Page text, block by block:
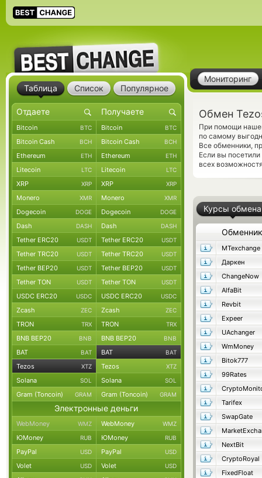
Мониторинг
Обмен
При помощи
по самому
Все обменники,
Если вы
всех
Курсы обмена
Обменник
MTexchange
Даркен
ChangeNow
AlfaBit
Revbit
Expeer
UAchanger
WmMoney
Bitok777
99Rates
Tarifex
SwapGate
NextBit
CryptoRoyal
FixedFloat
Таблица Список Популярное
Bitcoin BTC Bitcoin BTC
Bitcoin Cash BCH Bitcoin Cash BCH
Ethereum ETH Ethereum ETH
Litecoin LTC Litecoin LTC
XRP XRP XRP XRP
Monero XMR Monero XMR
Dogecoin DOGE Dogecoin DOGE
Dash DASH Dash DASH
Tether ERC20 USDT Tether ERC20 USDT
Tether TRC20 USDT Tether TRC20 USDT
Tether BEP20 USDT Tether BEP20 USDT
Tether TON USDT Tether TON USDT
USDC ERC20 USDC USDC ERC20 USDC
Zcash ZEC Zcash ZEC
TRON TRX TRON TRX
BNB BEP20 BNB BNB BEP20 BNB
BAT BAT BAT BAT
Tezos XTZ Tezos XTZ
Solana SOL Solana SOL
Gram (Toncoin) GRAM Gram (Toncoin) GRAM
Электронные деньги
WebMoney WMZ WebMoney WMZ
ЮMoney RUB ЮMoney RUB
PayPal USD PayPal USD
Volet USD Volet USD